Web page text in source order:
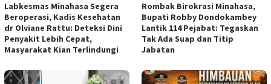
Labkesmas Minahasa Segera
Beroperasi, Kadis Kesehatan
dr Olviane Rattu: Deteksi Dini
Penyakit Lebih Cepat,
Masyarakat Kian Terlindungi
Rombak Birokrasi Minahasa,
Bupati Robby Dondokambey
Lantik 114 Pejabat: Tegaskan
Tak Ada Suap dan Titip
Jabatan